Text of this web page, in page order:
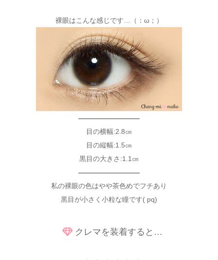
裸眼はこんな感じです…（：ω；）
—————————
目の横幅:2.8㎝
目の縦幅:1.5㎝
黒目の大きさ:1.1㎝
—————————
私の裸眼の色はやや茶色めでフチあり
黒目が小さく小粒な瞳です( pq)
クレマを装着すると…